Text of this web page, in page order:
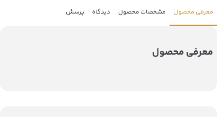
معرفی محصول مشخصات محصول دیدگاه پرسش
معرفی محصول